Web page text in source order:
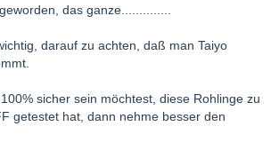
das ganze..............
darauf zu achten, daß man Taiyo
sicher sein möchtest, diese Rohlinge zu
getestet hat, dann nehme besser den